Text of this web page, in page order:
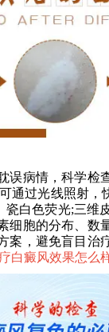
病情，科学检
通过光线照射
白色荧光;三维
细胞的分布、数
案，避免盲目治
白癜风效果怎么